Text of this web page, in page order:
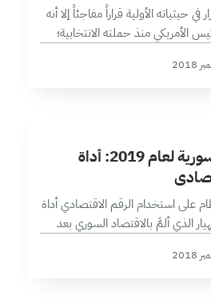
حيثياته الأولية قراراً مفاجئاً إلا أنه
الأمريكي منذ حملته الانتخابية؛
الاعتماد على الحلفاء وآليات
الموازنة العامة في سورية لعام 2019: أداة
على استخدام الرقم الاقتصادي أداة
الذي ألمَّ بالاقتصاد السوري بعد